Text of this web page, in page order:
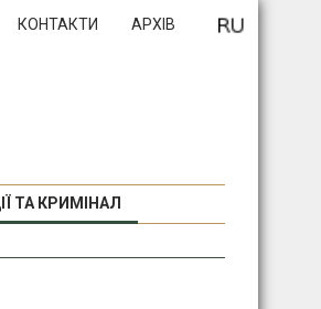
КОНТАКТИ АРХІВ
ТА КРИМІНАЛ